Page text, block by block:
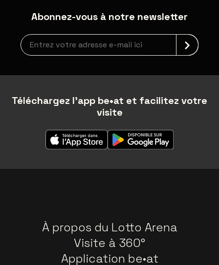
Abonnez-vous à notre newsletter
Inscription à la newsletter
Téléchargez l'app be•at et facilitez votre
visite
À propos du Lotto Arena
Visite à 360°
Application be•at